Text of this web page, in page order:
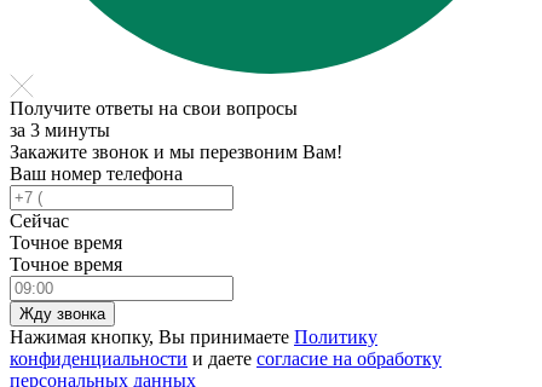
Получите ответы на свои вопросы
за 3 минуты
Закажите звонок и мы перезвоним Вам!
Ваш номер телефона
Сейчас
Точное время
Точное время
Жду звонка
Нажимая кнопку, Вы принимаете Политику
конфиденциальности и даете согласие на обработку
персональных данных